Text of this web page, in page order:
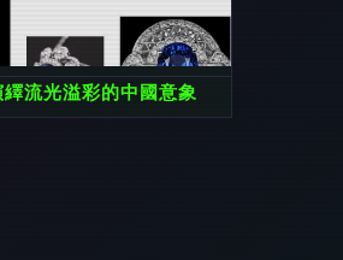
流光溢彩的中國意象